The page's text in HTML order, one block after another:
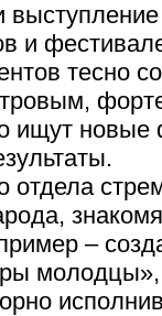
и
тесно
ищут
отдела
–
молодцы»,